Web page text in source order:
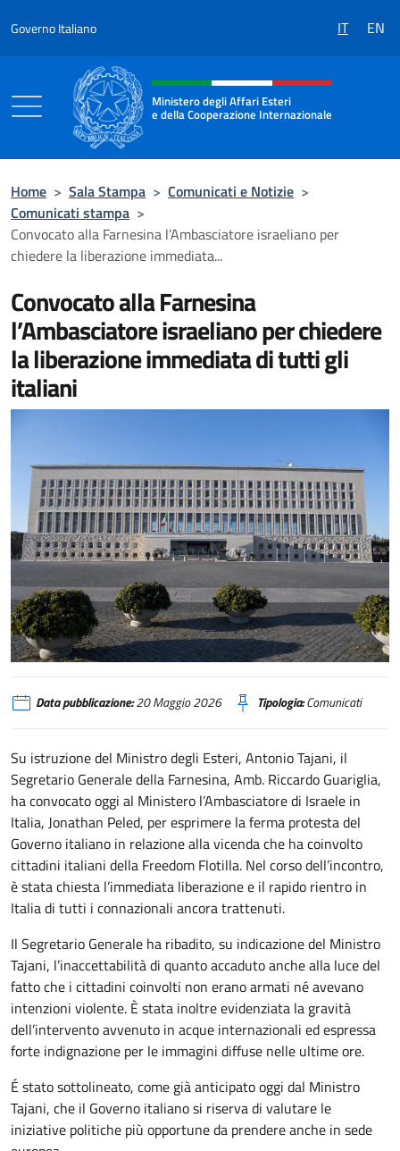
Governo Italiano IT EN
Intestazione sito, social e menù
Ministero degli Affari Esteri
e della Cooperazione Internazionale
Home > Sala Stampa > Comunicati e Notizie >
Comunicati stampa >
Convocato alla Farnesina l’Ambasciatore israeliano per
chiedere la liberazione immediata...
Convocato alla Farnesina
l’Ambasciatore israeliano per chiedere
la liberazione immediata di tutti gli
italiani
FARNESINA FACCIATA
Data pubblicazione:20 Maggio 2026 Tipologia:Comunicati
Su istruzione del Ministro degli Esteri, Antonio Tajani, il
Segretario Generale della Farnesina, Amb. Riccardo Guariglia,
ha convocato oggi al Ministero l’Ambasciatore di Israele in
Italia, Jonathan Peled, per esprimere la ferma protesta del
Governo italiano in relazione alla vicenda che ha coinvolto
cittadini italiani della Freedom Flotilla. Nel corso dell’incontro,
è stata chiesta l’immediata liberazione e il rapido rientro in
Italia di tutti i connazionali ancora trattenuti.
Il Segretario Generale ha ribadito, su indicazione del Ministro
Tajani, l’inaccettabilità di quanto accaduto anche alla luce del
fatto che i cittadini coinvolti non erano armati né avevano
intenzioni violente. È stata inoltre evidenziata la gravità
dell’intervento avvenuto in acque internazionali ed espressa
forte indignazione per le immagini diffuse nelle ultime ore.
É stato sottolineato, come già anticipato oggi dal Ministro
Tajani, che il Governo italiano si riserva di valutare le
iniziative politiche più opportune da prendere anche in sede